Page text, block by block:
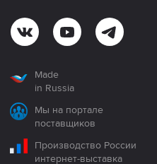
Made
in Russia
Мы на портале
поставщиков
Производство России
интернет-выставка